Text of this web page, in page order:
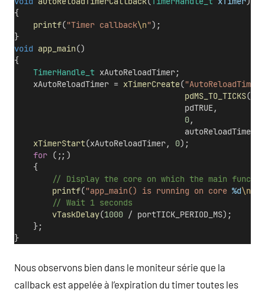
{
printf("Timer callback\n");
}
void app_main()
{
TimerHandle_t xAutoReloadTimer;
    xAutoReloadTimer =
xTimerCreate("AutoReloadTimer"
pdMS_TO_TICKS(
                                    pdTRUE,
0,
xTimerStart(xAutoReloadTimer, 0);
for (;;)
    {
// Display the core on which the main
printf("app_main() is running on core %d\n
        // Wait 1 seconds
vTaskDelay(1000 / portTICK_PERIOD_MS);
    };
}
Nous observons bien dans le moniteur série que la
callback est appelée à l’expiration du timer toutes les